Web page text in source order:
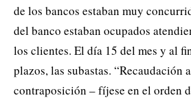
de los bancos estaban muy
del banco estaban ocupados
los clientes. El día 15 del mes y al
plazos, las subastas. “Recaudación
contraposición – fíjese en el orden